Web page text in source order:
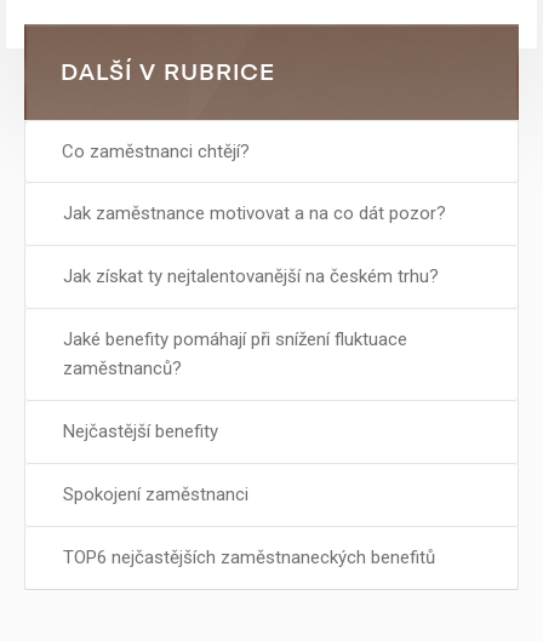
DALŠÍ V RUBRICE
Co zaměstnanci chtějí?
Jak zaměstnance motivovat a na co dát pozor?
Jak získat ty nejtalentovanější na českém trhu?
Jaké benefity pomáhají při snížení fluktuace
zaměstnanců?
Nejčastější benefity
Spokojení zaměstnanci
TOP6 nejčastějších zaměstnaneckých benefitů